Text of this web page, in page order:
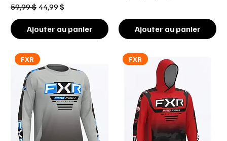
Prix original
59,99 $ Prix promotionnel
44,99 $
Ajouter au panier Ajouter au panier
FXR FXR